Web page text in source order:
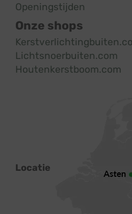
Openingstijden
Onze shops
Lichtsnoerbuiten.com
Houtenkerstboom.com
Locatie